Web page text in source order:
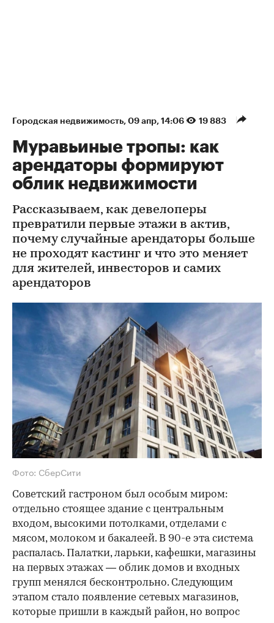
Городская недвижимость 09 апр, 14:06 19 883
Муравьиные тропы: как
арендаторы формируют
облик недвижимости
Рассказываем, как девелоперы
превратили первые этажи в актив,
почему случайные арендаторы больше
не проходят кастинг и что это меняет
для жителей, инвесторов и самих
арендаторов
Фото: СберСити
Советский гастроном был особым миром:
отдельно стоящее здание с центральным
входом, высокими потолками, отделами с
мясом, молоком и бакалеей. В 90-е эта система
распалась. Палатки, ларьки, кафешки, магазины
на первых этажах — облик домов и входных
групп менялся бесконтрольно. Следующим
этапом стало появление сетевых магазинов,
которые пришли в каждый район, но вопрос